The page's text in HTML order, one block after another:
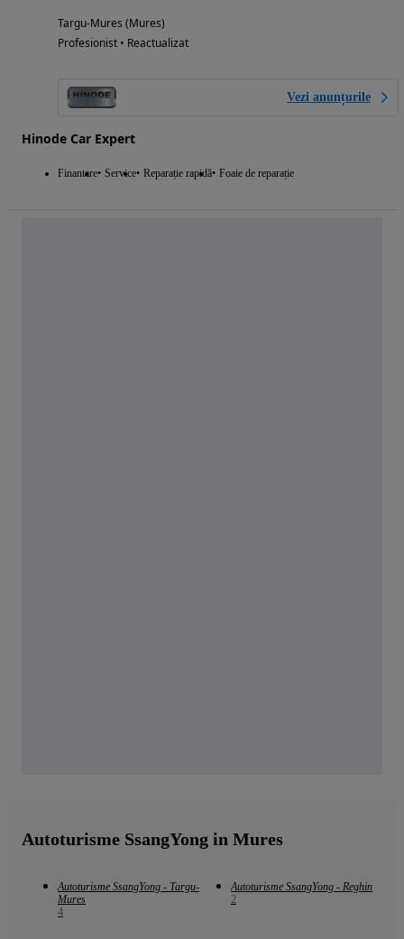
Targu-Mures (Mures)
Profesionist • Reactualizat
Vezi anunțurile
Hinode Car Expert
Finantare Service Reparație rapidă Foaie de reparație
Autoturisme SsangYong in Mures
Autoturisme SsangYong - Targu-
Mures
4
Autoturisme SsangYong - Reghin
2